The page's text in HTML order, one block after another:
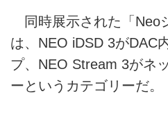
同時展示された「Neo
は、NEO iDSD 3がDAC
プ、NEO Stream 3がネ
ーというカテゴリーだ。